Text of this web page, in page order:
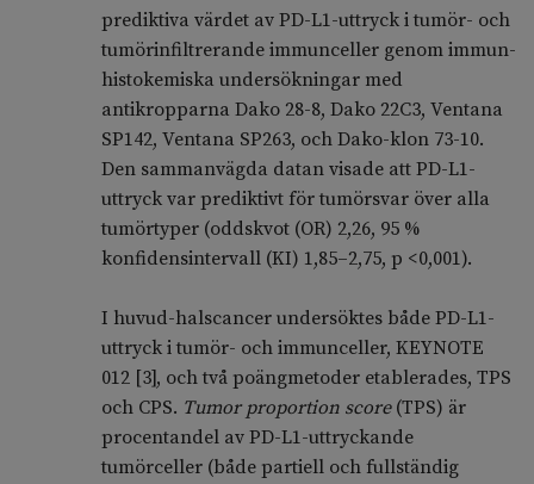
prediktiva värdet av PD-L1-uttryck i tumör- och
tumörinfiltrerande immunceller genom immun­
histo­kemiska undersökningar med
antikropparna Dako 28-8, Dako 22C3, Ventana
SP142, Ventana SP263, och Dako-klon 73-10.
Den sammanvägda datan visade att PD-L1-
uttryck var prediktivt för tumörsvar över alla
tumörtyper (oddskvot (OR) 2,26, 95 %
konfidensintervall (KI) 1,85‍–‍2,75, p <0,001).
I huvud-halscancer undersöktes både PD-L1-
uttryck i tumör- och immun­celler, KEYNOTE
012 [3], och två poängmetoder etablerades, TPS
och CPS. Tumor proportion score(TPS) är
procentandel av PD-L1-uttryckande
tumörceller (både partiell och fullständig